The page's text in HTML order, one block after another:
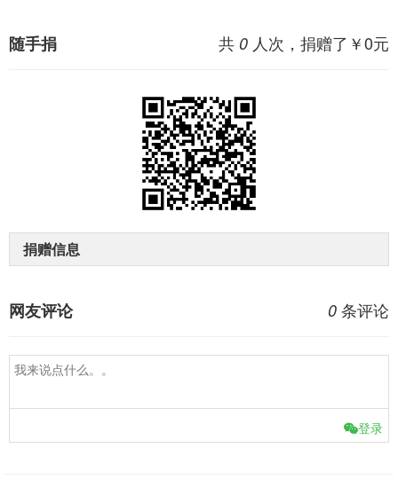
共 0 人次，捐赠了￥0元
随手捐
捐赠信息
0 条评论
网友评论
登录